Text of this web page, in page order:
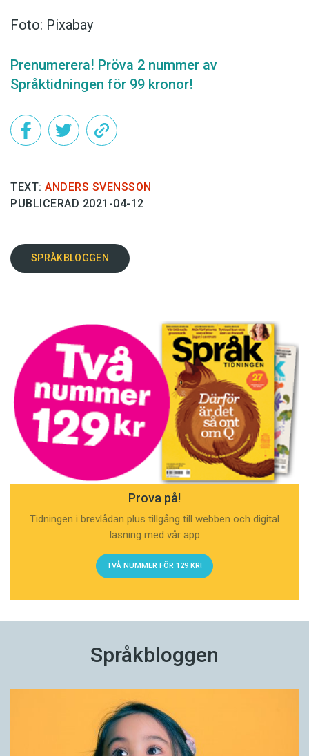
Foto: Pixabay
Prenumerera! Pröva 2 nummer av
Språktidningen för 99 kronor!
TEXT: ANDERS SVENSSON
PUBLICERAD 2021-04-12
SPRÅKBLOGGEN
Prova på!
Tidningen i brevlådan plus tillgång till webben och digital
läsning med vår app
TVÅ NUMMER FÖR 129 KR!
Språkbloggen